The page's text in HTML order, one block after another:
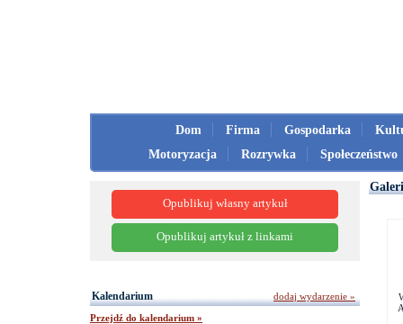
Dom Firma Gospodarka
Motoryzacja
Rozrywka Społeczeństwo
Opublikuj własny artykuł
Opublikuj artykuł z linkami
Kalendarium
Przejdź do kalendarium »
dodaj wydarzenie »